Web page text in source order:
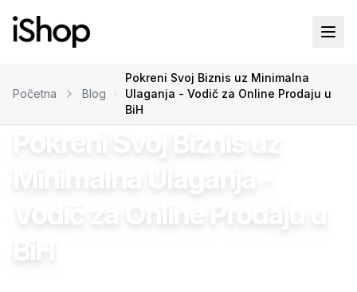
Početna Blog
Pokreni Svoj Biznis uz Minimalna
Ulaganja - Vodič za Online Prodaju u
BiH
Pokreni Svoj Biznis uz
Minimalna Ulaganja -
Vodič za Online Prodaju u
BiH